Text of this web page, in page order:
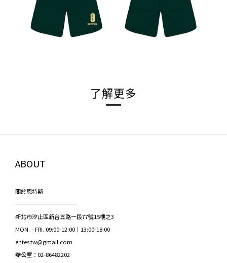
了解更多
ABOUT
關於恩特斯
───────────
新北市汐止區新台五路一段77號15樓之3
MON. - FRI. 09:00-12:00｜13:00-18:00
entes.tw@gmail.com
辦公室：02-86482202